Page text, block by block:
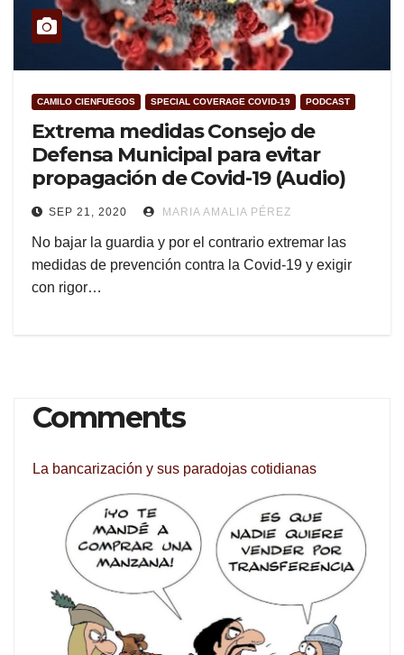
CAMILO CIENFUEGOS SPECIAL COVERAGE COVID-19 PODCAST
Extrema medidas Consejo de
Defensa Municipal para evitar
propagación de Covid-19 (Audio)
SEP 21, 2020 MARIA AMALIA PÉREZ
No bajar la guardia y por el contrario extremar las
medidas de prevención contra la Covid-19 y exigir
con rigor…
Comments
La bancarización y sus paradojas cotidianas